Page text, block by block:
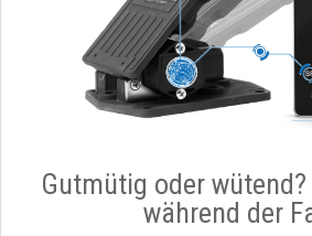
Gutmütig oder
während der